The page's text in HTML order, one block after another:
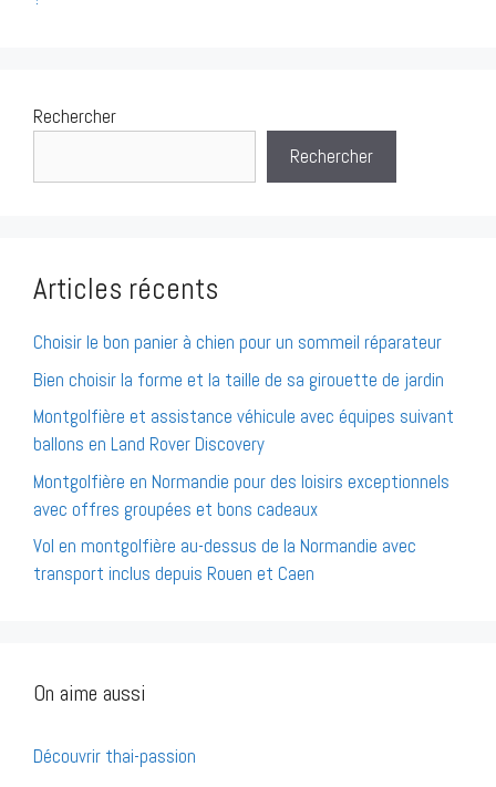
Rechercher
Rechercher
Articles récents
Choisir le bon panier à chien pour un sommeil réparateur
Bien choisir la forme et la taille de sa girouette de jardin
Montgolfière et assistance véhicule avec équipes suivant
ballons en Land Rover Discovery
Montgolfière en Normandie pour des loisirs exceptionnels
avec offres groupées et bons cadeaux
Vol en montgolfière au-dessus de la Normandie avec
transport inclus depuis Rouen et Caen
On aime aussi
Découvrir thai-passion